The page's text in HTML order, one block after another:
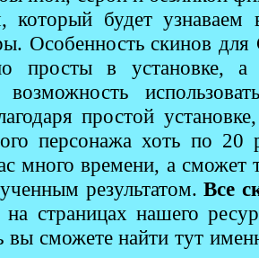
который будет
Особенность скинов
просты в установке, а
возможность
простой
персонажа хоть по
много времени, а сможет
результатом.Все
страницах нашего
вы сможете найти тут